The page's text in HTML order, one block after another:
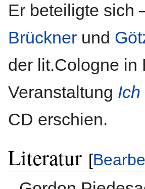
Er beteiligte sich
Brückner und
der lit.Cologne in
Veranstaltung Ich
CD erschien.
Literatur [